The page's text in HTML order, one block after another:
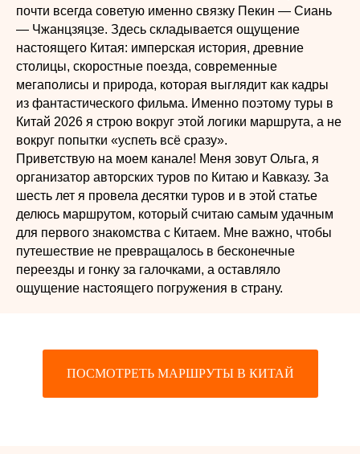
почти всегда советую именно связку Пекин — Сиань
— Чжанцзяцзе. Здесь складывается ощущение
настоящего Китая: имперская история, древние
столицы, скоростные поезда, современные
мегаполисы и природа, которая выглядит как кадры
из фантастического фильма. Именно поэтому туры в
Китай 2026 я строю вокруг этой логики маршрута, а не
вокруг попытки «успеть всё сразу».
Приветствую на моем канале! Меня зовут Ольга, я
организатор авторских туров по Китаю и Кавказу. За
шесть лет я провела десятки туров и в этой статье
делюсь маршрутом, который считаю самым удачным
для первого знакомства с Китаем. Мне важно, чтобы
путешествие не превращалось в бесконечные
переезды и гонку за галочками, а оставляло
ощущение настоящего погружения в страну.
ПОСМОТРЕТЬ МАРШРУТЫ В КИТАЙ